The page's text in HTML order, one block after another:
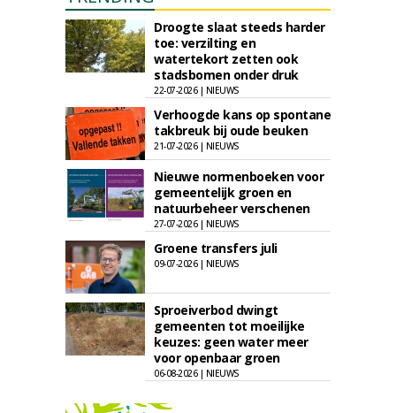
Droogte slaat steeds harder
toe: verzilting en
watertekort zetten ook
stadsbomen onder druk
22-07-2026 | NIEUWS
Verhoogde kans op spontane
takbreuk bij oude beuken
21-07-2026 | NIEUWS
Nieuwe normenboeken voor
gemeentelijk groen en
natuurbeheer verschenen
27-07-2026 | NIEUWS
Groene transfers juli
09-07-2026 | NIEUWS
Sproeiverbod dwingt
gemeenten tot moeilijke
keuzes: geen water meer
voor openbaar groen
06-08-2026 | NIEUWS